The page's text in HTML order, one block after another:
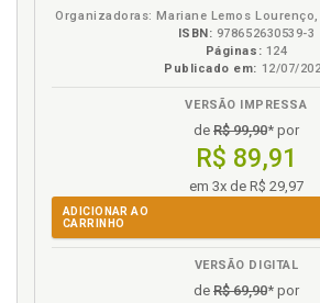
Organizadoras: Mariane Lemos
ISBN: 978652630539-3
Páginas: 124
Publicado em: 12/07/
VERSÃO IMPRESSA
de R$ 99,90* por
R$ 89,91
em 3x de R$ 29,97
ADICIONAR AO
CARRINHO
VERSÃO DIGITAL
de R$ 69,90* por